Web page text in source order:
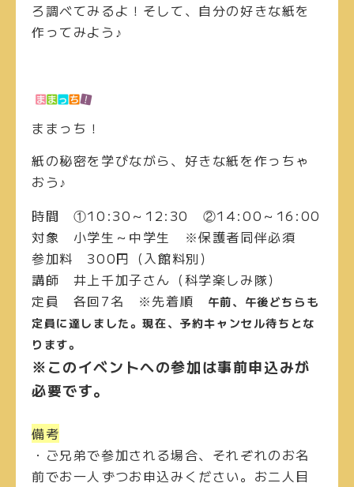
ろ調べてみるよ！ そして、自分の好きな紙を
作ってみよう♪
ままっち！
紙の秘密を学びながら、好きな紙を作っちゃ
おう♪
時間
①10:30～12:30 ②14:00～16:00
対象
小学生～中学生 ※保護者同伴必須
参加料 300円（入館料別）
講師 井上千加子さん（科学楽しみ隊）
定員
各回7名 ※先着順
午前、午後どちらも
定員に達しました。現在、 予約キャンセル待ち とな
ります。
※このイベントへの参加は事前申込みが
必要です。
備考
・ご兄弟で参加される場合、それぞれのお名
前でお一人ずつお申込みください。お二人目